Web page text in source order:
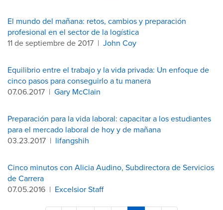
El mundo del mañana: retos, cambios y preparación
profesional en el sector de la logística
11 de septiembre de 2017 | John Coy
Equilibrio entre el trabajo y la vida privada: Un enfoque de
cinco pasos para conseguirlo a tu manera
07.06.2017 | Gary McClain
Preparación para la vida laboral: capacitar a los estudiantes
para el mercado laboral de hoy y de mañana
03.23.2017 | lifangshih
Cinco minutos con Alicia Audino, Subdirectora de Servicios
de Carrera
07.05.2016 | Excelsior Staff